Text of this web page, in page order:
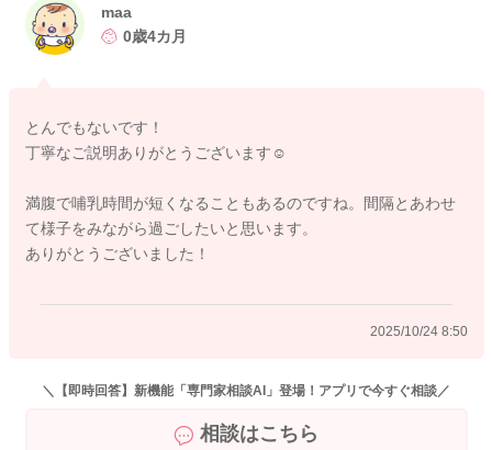
親御さんはとても多いですよ。
哺乳量を見ていただきつつ、必要がありましたら、また調整や
2025/10/24 8:42
maa
0歳4カ月
とんでもないです！
丁寧なご説明ありがとうございます☺️
満腹で哺乳時間が短くなることもあるのですね。間隔とあわせ
て様子をみながら過ごしたいと思います。
ありがとうございました！
2025/10/24 8:50
＼【即時回答】新機能「専門家相談AI」登場！アプリで今すぐ相談／
相談はこちら